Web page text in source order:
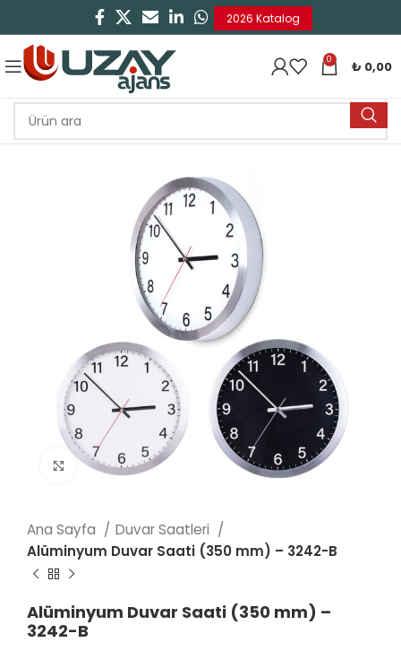
2026 Katalog
0 ₺ 0,00
Click to enlarge
Ana Sayfa
Duvar Saatleri
Alüminyum Duvar Saati (350 mm) – 3242-B
Alüminyum Duvar Saati (350 mm) –
3242-B